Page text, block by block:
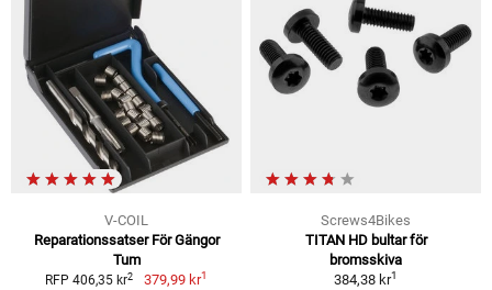
V-COIL
Reparationssatser För Gängor
Tum
RFP 406,35 kr2 379,99 kr1
Screws4Bikes
TITAN HD bultar för
bromsskiva
384,38 kr1